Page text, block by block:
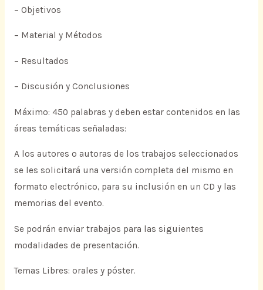
– Objetivos
– Material y Métodos
– Resultados
– Discusión y Conclusiones
Máximo: 450 palabras y deben estar contenidos en las
áreas temáticas señaladas:
A los autores o autoras de los trabajos seleccionados
se les solicitará una versión completa del mismo en
formato electrónico, para su inclusión en un CD y las
memorias del evento.
Se podrán enviar trabajos para las siguientes
modalidades de presentación.
Temas Libres: orales y póster.